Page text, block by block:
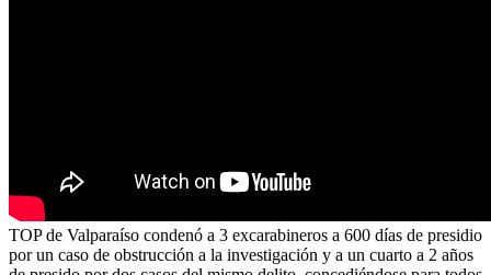
TOP de Valparaíso condenó a 3 excarabineros a 600 días de presidio
por un caso de obstrucción a la investigación y a un cuarto a 2 años